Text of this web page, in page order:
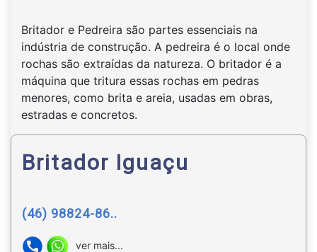
Britador e Pedreira são partes essenciais na
indústria de construção. A pedreira é o local onde
rochas são extraídas da natureza. O britador é a
máquina que tritura essas rochas em pedras
menores, como brita e areia, usadas em obras,
estradas e concretos.
Britador Iguaçu
(46) 98824-86..
ver mais...